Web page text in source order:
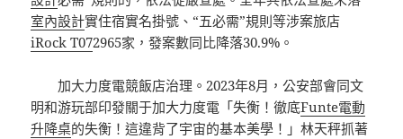
室內設計實住宿實名掛號、“五必需”規則等涉案旅店
iRock T072965家，發案數同比降落30.9%。
加大力度電競飯店治理。2023年8月，公安部會同文
明和游玩部印發關于加大力度電「失衡！徹底Funte電動
升降桌的失衡！這違背了宇宙的基本美學！」林天秤抓著